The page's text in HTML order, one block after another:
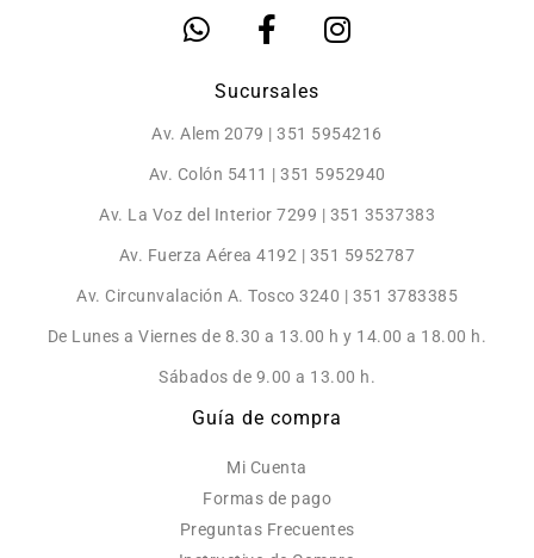
Sucursales
Av. Alem 2079 | 351 5954216
Av. Colón 5411 | 351 5952940
Av. La Voz del Interior 7299 | 351 3537383
Av. Fuerza Aérea 4192 | 351 5952787
Av. Circunvalación A. Tosco 3240 | 351 3783385
De Lunes a Viernes de 8.30 a 13.00 h y 14.00 a 18.00 h.
Sábados de 9.00 a 13.00 h.
Guía de compra
Mi Cuenta
Formas de pago
Preguntas Frecuentes